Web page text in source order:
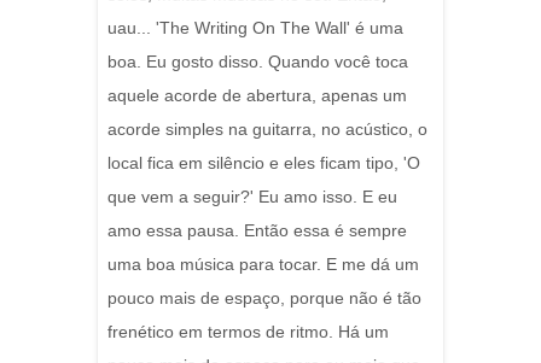
uau... 'The Writing On The Wall' é uma
boa. Eu gosto disso. Quando você toca
aquele acorde de abertura, apenas um
acorde simples na guitarra, no acústico, o
local fica em silêncio e eles ficam tipo, 'O
que vem a seguir?' Eu amo isso. E eu
amo essa pausa. Então essa é sempre
uma boa música para tocar. E me dá um
pouco mais de espaço, porque não é tão
frenético em termos de ritmo. Há um